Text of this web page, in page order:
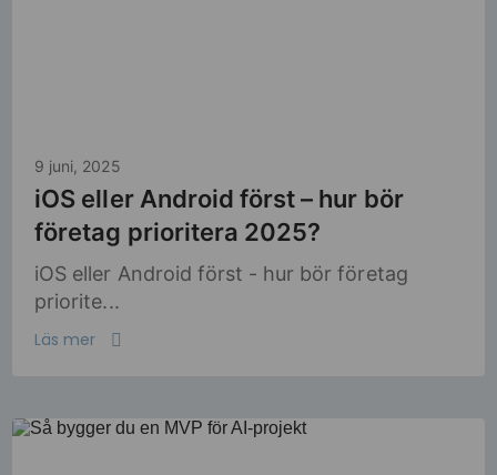
9 juni, 2025
iOS eller Android först – hur bör
företag prioritera 2025?
iOS eller Android först - hur bör företag
priorite...
Läs mer